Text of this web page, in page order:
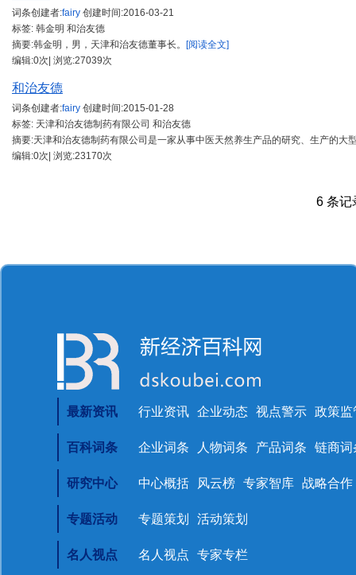
词条创建者:fairy 创建时间:2016-03-21
标签: 韩金明 和治友德
摘要:韩金明，男，天津和治友德董事长。
[阅读全文]
编辑:0次| 浏览:27039次
和治友德
词条创建者:fairy 创建时间:2015-01-28
标签: 天津和治友德制药有限公司 和治友德
摘要:天津和治友德制药有限公司是一家从事中医天然养生产品的研究、生产的大
编辑:0次| 浏览:23170次
6 条记
最新资讯 行业资讯 企业动态 视点警示 政策监
百科词条 企业词条 人物词条 产品词条 链商词
研究中心 中心概括 风云榜 专家智库 战略合作
专题活动 专题策划 活动策划
名人视点 名人视点 专家专栏